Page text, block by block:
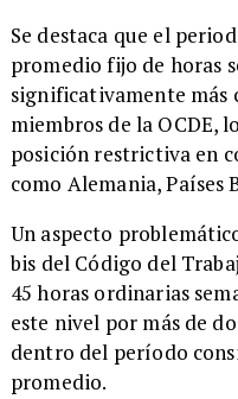
Se destaca que el
promedio fijo de horas
significativamente más
miembros de la OCDE,
posición restrictiva en
como Alemania, Países
Un aspecto
bis del Código del
45 horas ordinarias
este nivel por más de
dentro del período
promedio.